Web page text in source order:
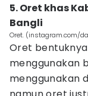
5. Oret khas
Bangli
Oret. (instagram.com/
Oret
menggunakan
menggunakan